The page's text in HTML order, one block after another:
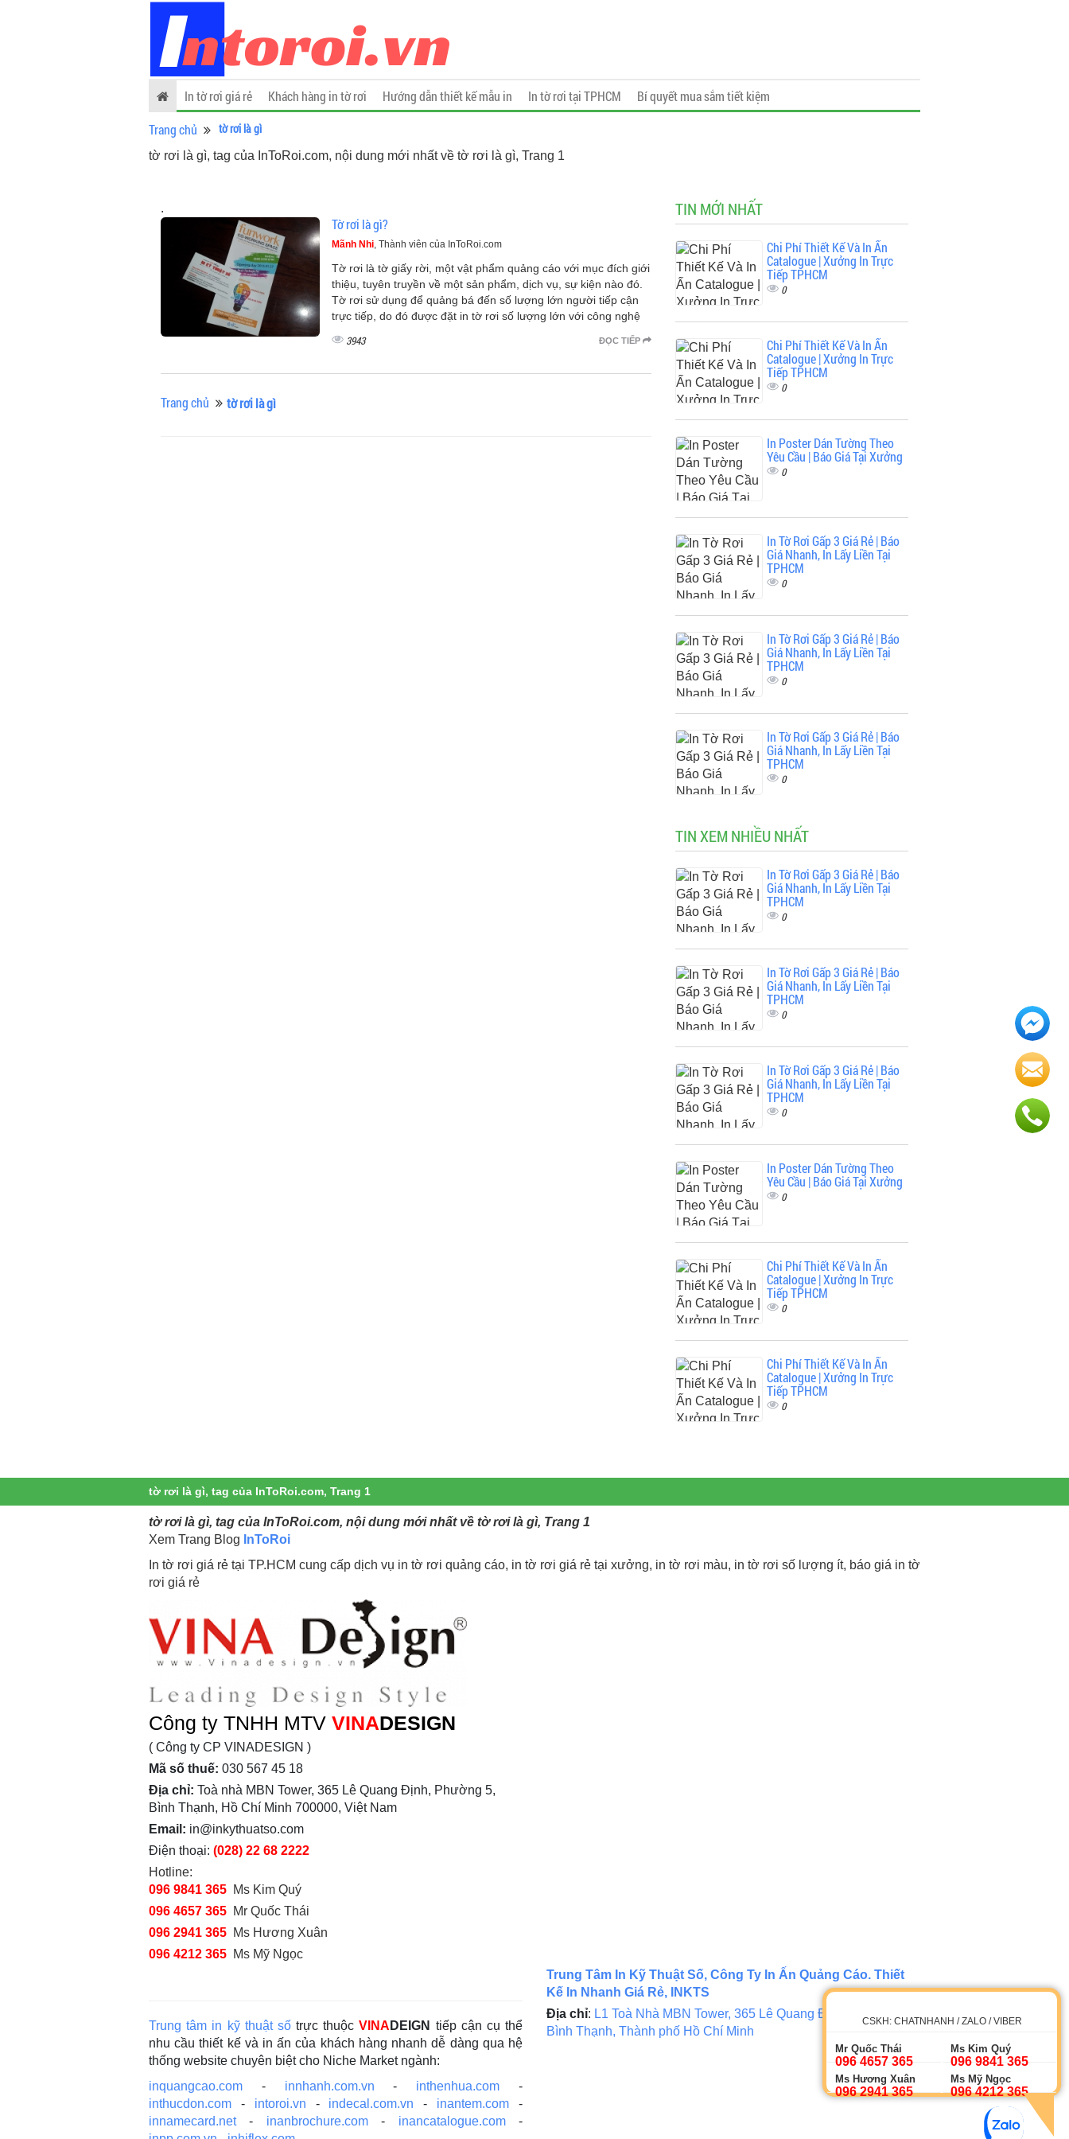
In tờ rơi giá rẻ Khách hàng in tờ rơi Hướng dẫn thiết kế mẫu in In tờ rơi tại TPHCM
Bí quyết mua sắm tiết kiệm
Trang chủ
tờ rơi là gì
tờ rơi là gì, tag của InToRoi.com, nội dung mới nhất về tờ rơi là gì, Trang 1
.
Tờ rơi là gì?
Mãnh Nhi, Thành viên của InToRoi.com
Tờ rơi là tờ giấy rời, một vật phẩm quảng cáo với mục đích giới
thiệu, tuyên truyền về một sản phẩm, dịch vụ, sự kiện nào đó.
Tờ rơi sử dụng để quảng bá đến số lượng lớn người tiếp cận
trực tiếp, do đó được đặt in tờ rơi số lượng lớn với công nghệ
ĐỌC TIẾP
3943
Trang chủ tờ rơi là gì
TIN MỚI NHẤT
Chi Phí Thiết Kế Và In Ấn
Catalogue | Xưởng In Trực
Tiếp TPHCM
0
Chi Phí Thiết Kế Và In Ấn
Catalogue | Xưởng In Trực
Tiếp TPHCM
0
In Poster Dán Tường Theo
Yêu Cầu | Báo Giá Tại Xưởng
0
In Tờ Rơi Gấp 3 Giá Rẻ | Báo
Giá Nhanh, In Lấy Liền Tại
TPHCM
0
In Tờ Rơi Gấp 3 Giá Rẻ | Báo
Giá Nhanh, In Lấy Liền Tại
TPHCM
0
In Tờ Rơi Gấp 3 Giá Rẻ | Báo
Giá Nhanh, In Lấy Liền Tại
TPHCM
0
TIN XEM NHIỀU NHẤT
In Tờ Rơi Gấp 3 Giá Rẻ | Báo
Giá Nhanh, In Lấy Liền Tại
TPHCM
0
In Tờ Rơi Gấp 3 Giá Rẻ | Báo
Giá Nhanh, In Lấy Liền Tại
TPHCM
0
In Tờ Rơi Gấp 3 Giá Rẻ | Báo
Giá Nhanh, In Lấy Liền Tại
TPHCM
0
In Poster Dán Tường Theo
Yêu Cầu | Báo Giá Tại Xưởng
0
Chi Phí Thiết Kế Và In Ấn
Catalogue | Xưởng In Trực
Tiếp TPHCM
0
Chi Phí Thiết Kế Và In Ấn
Catalogue | Xưởng In Trực
Tiếp TPHCM
0
tờ rơi là gì, tag của InToRoi.com, Trang 1
tờ rơi là gì, tag của InToRoi.com, nội dung mới nhất về tờ rơi là gì, Trang 1
Xem Trang Blog InToRoi
In tờ rơi giá rẻ tại TP.HCM cung cấp dịch vụ in tờ rơi quảng cáo, in tờ rơi giá rẻ tại xưởng, in tờ rơi màu, in tờ rơi số lượng ít, báo giá in tờ
rơi giá rẻ
Công ty TNHH MTV VINADESIGN
( Công ty CP VINADESIGN )
Mã số thuế: 030 567 45 18
Địa chỉ: Toà nhà MBN Tower, 365 Lê Quang Định, Phường 5,
Bình Thạnh, Hồ Chí Minh 700000, Việt Nam
Email: in@inkythuatso.com
Điện thoại: (028) 22 68 2222
Hotline:
096 9841 365 Ms Kim Quý
096 4657 365 Mr Quốc Thái
096 2941 365 Ms Hương Xuân
096 4212 365 Ms Mỹ Ngọc
Trung tâm in kỹ thuật sốtrực thuộcVINA DEIGN tiếp cận cụ thể
nhu cầu thiết kế và in ấn của khách hàng nhanh dễ dàng qua hệ
thống website chuyên biệt cho Niche Market ngành:
inquangcao.com - innhanh.com.vn - inthenhua.com -
inthucdon.com - intoroi.vn - indecal.com.vn - inantem.com -
innamecard.net- inanbrochure.com- inancatalogue.com-
Trung Tâm In Kỹ Thuật Số, Công Ty In Ấn Quảng Cáo. Thiết
Kế In Nhanh Giá Rẻ, INKTS
Địa chỉ: L1 Toà Nhà MBN Tower, 365 Lê Quang Định, Phường 5,
Bình Thạnh, Thành phố Hồ Chí Minh
CSKH: CHATNHANH / ZALO / VIBER
Mr Quốc Thái
096 4657 365
Ms Kim Quý
096 9841 365
Ms Hương Xuân
096 2941 365
Ms Mỹ Ngọc
096 4212 365